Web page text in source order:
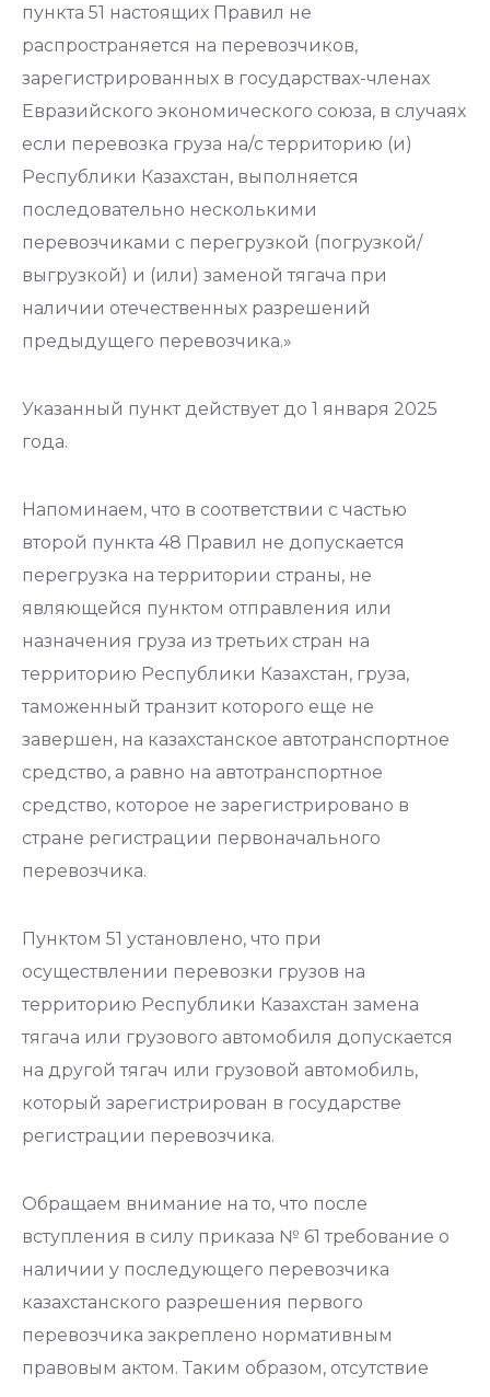
пункта 51 настоящих Правил не
распространяется на перевозчиков,
зарегистрированных в государствах-членах
Евразийского экономического союза, в случаях
если перевозка груза на/с территорию (и)
Республики Казахстан, выполняется
последовательно несколькими
перевозчиками с перегрузкой (погрузкой/
выгрузкой) и (или) заменой тягача при
наличии отечественных разрешений
предыдущего перевозчика.»
Указанный пункт действует до 1 января 2025
года.
Напоминаем, что в соответствии с частью
второй пункта 48 Правил не допускается
перегрузка на территории страны, не
являющейся пунктом отправления или
назначения груза из третьих стран на
территорию Республики Казахстан, груза,
таможенный транзит которого еще не
завершен, на казахстанское автотранспортное
средство, а равно на автотранспортное
средство, которое не зарегистрировано в
стране регистрации первоначального
перевозчика.
Пунктом 51 установлено, что при
осуществлении перевозки грузов на
территорию Республики Казахстан замена
тягача или грузового автомобиля допускается
на другой тягач или грузовой автомобиль,
который зарегистрирован в государстве
регистрации перевозчика.
Обращаем внимание на то, что после
вступления в силу приказа № 61 требование о
наличии у последующего перевозчика
казахстанского разрешения первого
перевозчика закреплено нормативным
правовым актом. Таким образом, отсутствие